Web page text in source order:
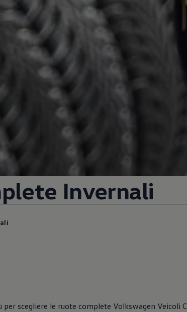
Invernali
per scegliere le ruote complete Volkswagen Veicoli